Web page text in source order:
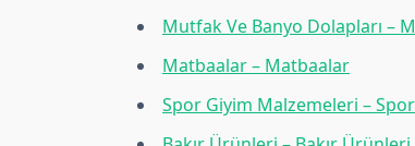
Mutfak Ve Banyo Dolapları –
Matbaalar – Matbaalar
Spor Giyim Malzemeleri –